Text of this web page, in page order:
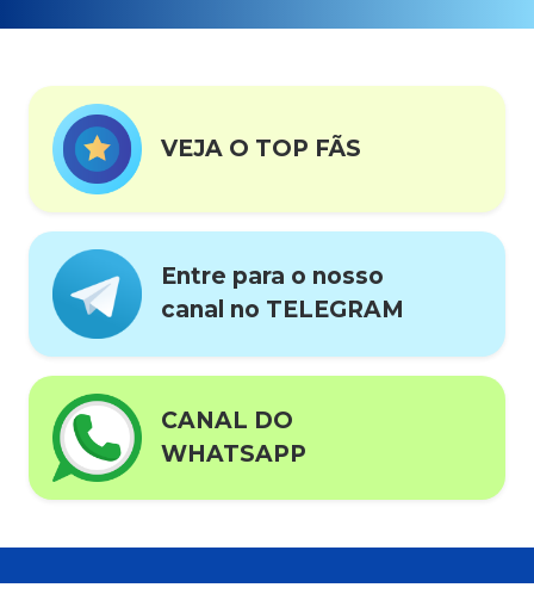
VEJA O TOP FÃS
Entre para o nosso
canal no TELEGRAM
CANAL DO
WHATSAPP